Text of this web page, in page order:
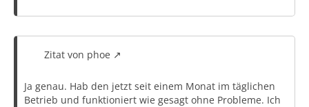
Zitat von phoe
Ja genau. Hab den jetzt seit einem Monat im täglichen
Betrieb und funktioniert wie gesagt ohne Probleme. Ich